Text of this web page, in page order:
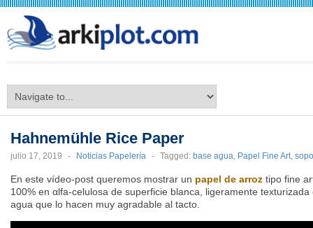
Hahnemühle Rice Paper
julio 17, 2019 - Noticias Papelería - Tagged: base agua, Papel Fine Art,
En este vídeo-post queremos mostrar un papel de arroz tipo fine
100% en αlfa-celulosa de superficie blanca, ligeramente
agua que lo hacen muy agradable al tacto.